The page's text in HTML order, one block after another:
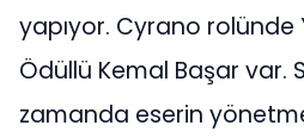
yapıyor. Cyrano rolünde
Ödüllü Kemal Başar var.
zamanda eserin